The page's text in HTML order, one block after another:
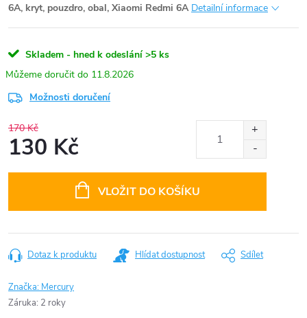
6A, kryt, pouzdro, obal, Xiaomi Redmi 6A Detailní informace
Skladem - hned k odeslání >5 ks
11.8.2026
Možnosti doručení
170 Kč
130 Kč
VLOŽIT DO KOŠÍKU
Dotaz k produktu Hlídat dostupnost Sdílet
Značka: Mercury
Záruka: 2 roky